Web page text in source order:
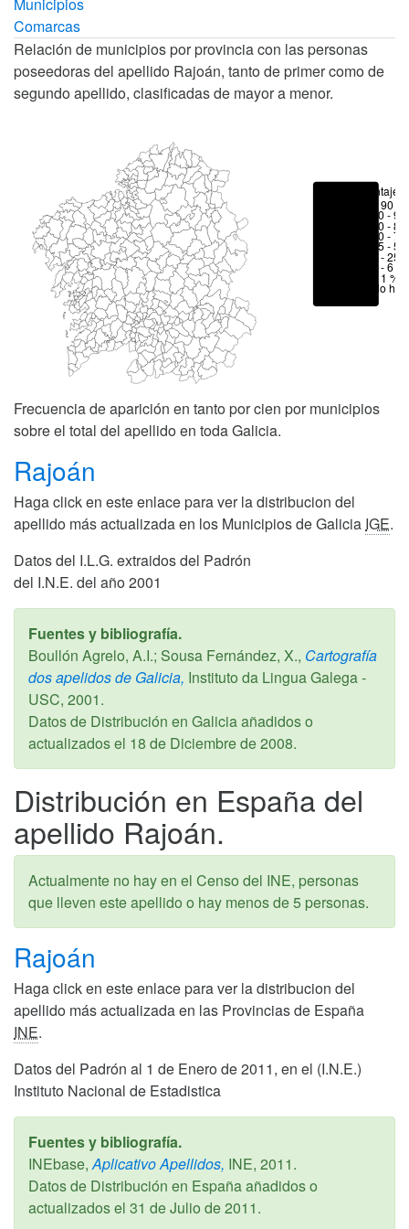
Comarcas
Relación de municipios por provincia con las personas
poseedoras del apellido Rajoán, tanto de primer como de
segundo apellido, clasificadas de mayor a menor.
Porcentajes
> 90 %
80 -
70 -
50 -
25 -
6 - 25
1 - 6 %
< 1 %
No hay
Frecuencia de aparición en tanto por cien por municipios
sobre el total del apellido en toda Galicia.
Rajoán
Haga click en este enlace para ver la distribucion del
apellido más actualizada en los Municipios de Galicia IGE.
Datos del I.L.G. extraidos del Padrón
del I.N.E. del año 2001
Fuentes y bibliografía.
Boullón Agrelo, A.I.; Sousa Fernández, X., Cartografía
dos apelidos de Galicia, Instituto da Lingua Galega -
USC, 2001.
Datos de Distribución en Galicia añadidos o
actualizados el 18 de Diciembre de 2008.
Distribución en España del
apellido Rajoán.
Actualmente no hay en el Censo del INE, personas
que lleven este apellido o hay menos de 5 personas.
Rajoán
Haga click en este enlace para ver la distribucion del
apellido más actualizada en las Provincias de España
INE.
Datos del Padrón al 1 de Enero de 2011, en el (I.N.E.)
Instituto Nacional de Estadistica
Fuentes y bibliografía.
INEbase,Aplicativo Apellidos, INE, 2011.
Datos de Distribución en España añadidos o
actualizados el 31 de Julio de 2011.